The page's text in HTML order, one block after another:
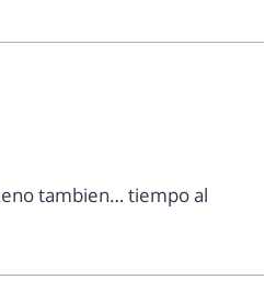
tambien… tiempo al